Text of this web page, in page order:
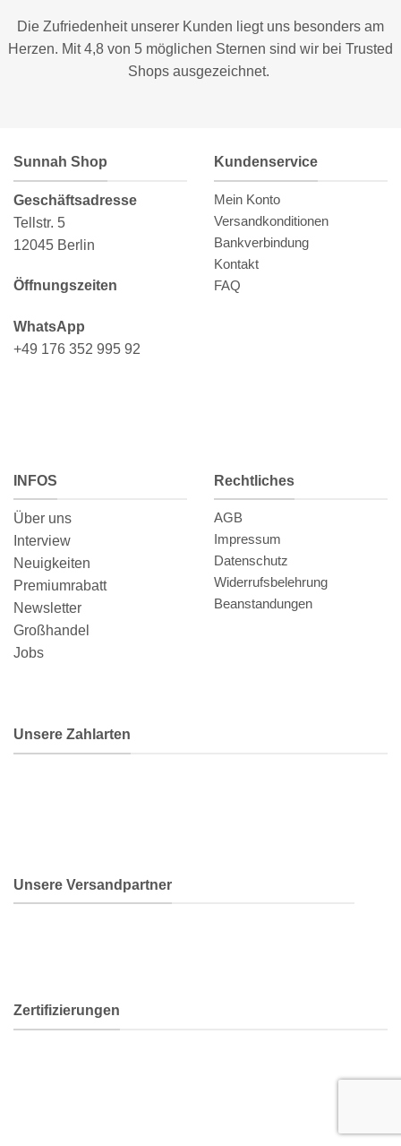
Die Zufriedenheit unserer Kunden liegt uns besonders am
Herzen. Mit 4,8 von 5 möglichen Sternen sind wir bei Trusted
Shops ausgezeichnet.
Sunnah Shop
Geschäftsadresse
Tellstr. 5
12045 Berlin
Öffnungszeiten
WhatsApp
+49 176 352 995 92
Kundenservice
Mein Konto
Versandkonditionen
Bankverbindung
Kontakt
FAQ
INFOS
Über uns
Interview
Neuigkeiten
Premiumrabatt
Newsletter
Großhandel
Jobs
Rechtliches
AGB
Impressum
Datenschutz
Widerrufsbelehrung
Beanstandungen
Unsere Zahlarten
Unsere Versandpartner
Zertifizierungen